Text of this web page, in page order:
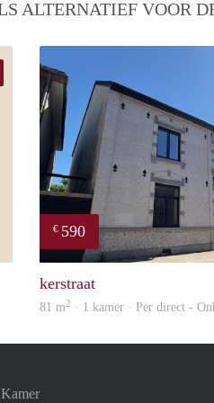
ALTERNATIEF VOOR
€ 590
kerstraat
81 m2 · 1 kamer · Per direct -